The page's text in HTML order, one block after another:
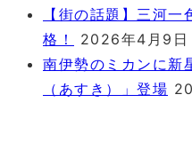
【街の話題】三河
格！
2026年4月9日
南伊勢のミカンに新
（あすき）」登場